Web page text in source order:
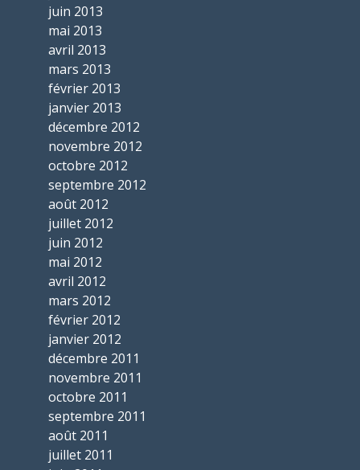
juin 2013
mai 2013
avril 2013
mars 2013
février 2013
janvier 2013
décembre 2012
novembre 2012
octobre 2012
septembre 2012
août 2012
juillet 2012
juin 2012
mai 2012
avril 2012
mars 2012
février 2012
janvier 2012
décembre 2011
novembre 2011
octobre 2011
septembre 2011
août 2011
juillet 2011